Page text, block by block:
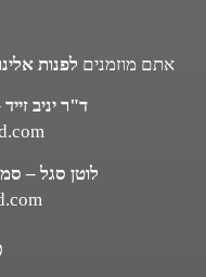
אתם מוזמנים לפנות
ד"ר יניב
לוטן סגל –